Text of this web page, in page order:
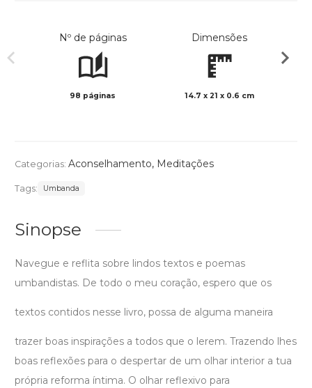
Nº de páginas
98 páginas
Dimensões
14.7 x 21 x 0.6 cm
Categorias: Aconselhamento, Meditações
Tags: Umbanda
Sinopse
Navegue e reflita sobre lindos textos e poemas
umbandistas. De todo o meu coração, espero que os
textos contidos nesse livro, possa de alguma maneira
trazer boas inspirações a todos que o lerem. Trazendo lhes
boas reflexões para o despertar de um olhar interior a tua
própria reforma íntima. O olhar reflexivo para